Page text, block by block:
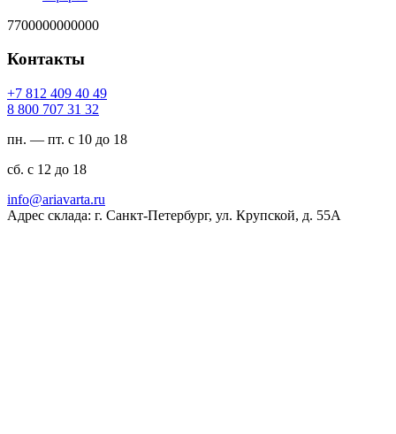
7700000000000
Контакты
94 04 904 218 7+
23 13 707 008 8
пн. — пт. с 10 до 18
сб. с 12 до 18
ur.atravaira@ofni
Адрес склада: г. Санкт-Петербург, ул. Крупской, д. 55А